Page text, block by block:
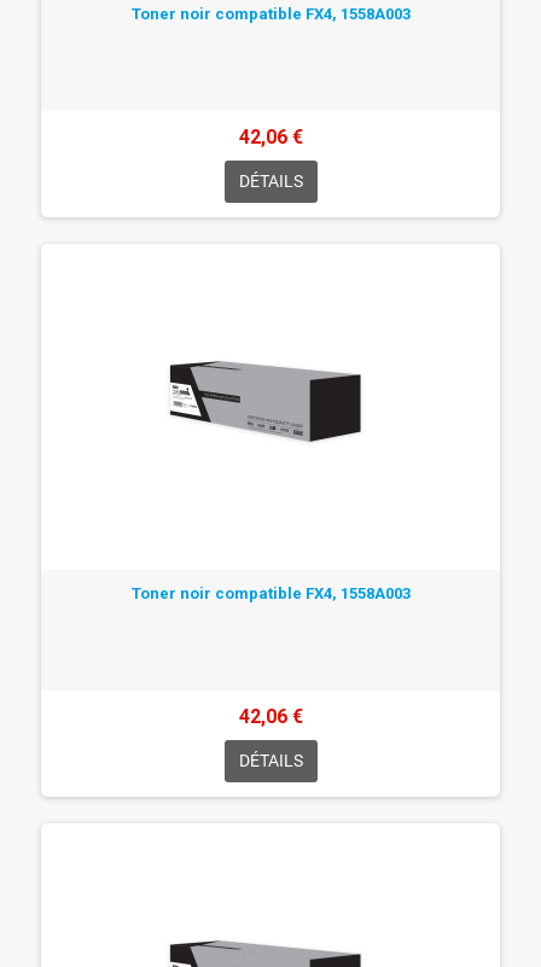
Toner noir compatible FX4, 1558A003
42,06 €
DÉTAILS
Toner noir compatible FX4, 1558A003
42,06 €
DÉTAILS